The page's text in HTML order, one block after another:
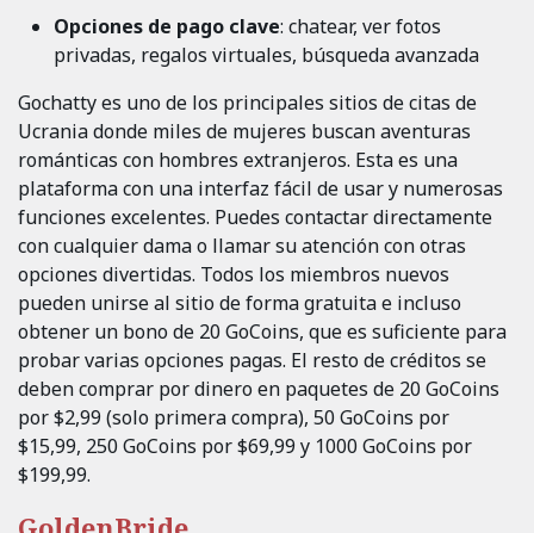
Opciones de pago clave: chatear, ver fotos
privadas, regalos virtuales, búsqueda avanzada
Gochatty es uno de los principales sitios de citas de
Ucrania donde miles de mujeres buscan aventuras
románticas con hombres extranjeros. Esta es una
plataforma con una interfaz fácil de usar y numerosas
funciones excelentes. Puedes contactar directamente
con cualquier dama o llamar su atención con otras
opciones divertidas. Todos los miembros nuevos
pueden unirse al sitio de forma gratuita e incluso
obtener un bono de 20 GoCoins, que es suficiente para
probar varias opciones pagas. El resto de créditos se
deben comprar por dinero en paquetes de 20 GoCoins
por $2,99 (solo primera compra), 50 GoCoins por
$15,99, 250 GoCoins por $69,99 y 1000 GoCoins por
$199,99.